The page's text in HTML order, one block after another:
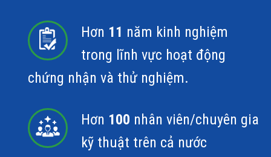
Hơn 11 năm kinh nghiệm
trong lĩnh vực hoạt động
chứng nhận và thử nghiệm.
Hơn 100 nhân viên/chuyên gia
kỹ thuật trên cả nước